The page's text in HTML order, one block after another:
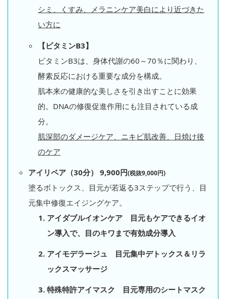
シミ、くすみ、メラニンケア美白により近づきた
い方に
【ビタミンB3】
ビタミンB3は、身体代謝の60～70％に関わり、
酵素反応における重要な成分を構成。
肌本来の健康的な美しさを引き出すことに効果
的。DNAの修復促進作用にも注目されている成
分。
肌深部のダメージケア、ニキビ肌改善、日焼け後
のケア
アイリペア（30分） 9,900円(税抜9,000円)
塗るボトックス、目元が若返る3ステップで行う、目
元集中修復エイジングケア。
アイダブルイオンケア 目元もケアできるイオ
ン導入で、目のキワまで有効成分導入
アイモデラージュ 目元集中デトックス＆リラ
ックスマッサージ
特殊特許アイマスク 目元専用のシートマスク